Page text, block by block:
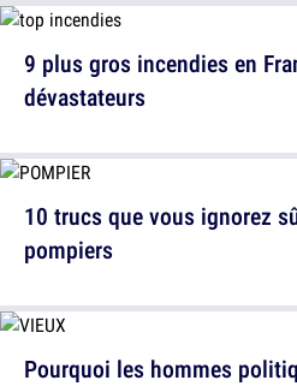
10 trucs que vous ignorez
pompiers
9 plus gros incendies en
dévastateurs
Pourquoi les hommes